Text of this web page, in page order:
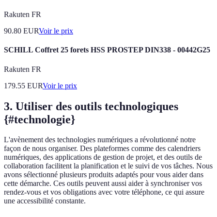
Rakuten FR
90.80 EURVoir le prix
SCHILL Coffret 25 forets HSS PROSTEP DIN338 - 00442G25
Rakuten FR
179.55 EURVoir le prix
3. Utiliser des outils technologiques
{#technologie}
L'avènement des technologies numériques a révolutionné notre
façon de nous organiser. Des plateformes comme des calendriers
numériques, des applications de gestion de projet, et des outils de
collaboration facilitent la planification et le suivi de vos tâches. Nous
avons sélectionné plusieurs produits adaptés pour vous aider dans
cette démarche. Ces outils peuvent aussi aider à synchroniser vos
rendez-vous et vos obligations avec votre téléphone, ce qui assure
une accessibilité constante.